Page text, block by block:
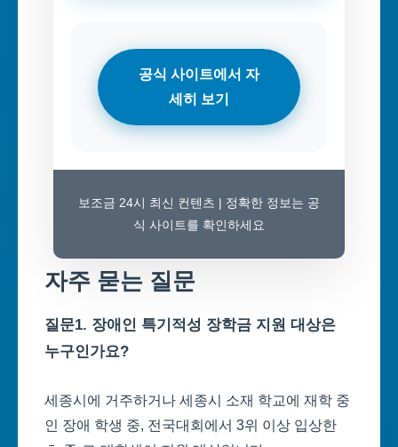
공식 사이트에서 자
세히 보기
보조금 24시 최신 컨텐츠 | 정확한 정보는 공
식 사이트를 확인하세요
자주 묻는 질문
질문1. 장애인 특기적성 장학금 지원 대상은
누구인가요?
세종시에 거주하거나 세종시 소재 학교에 재학 중
인 장애 학생 중, 전국대회에서 3위 이상 입상한